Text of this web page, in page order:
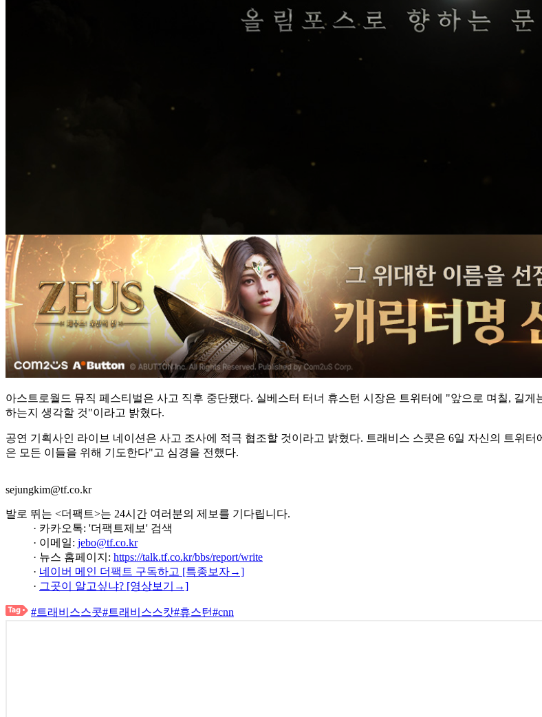
아스트로월드 뮤직 페스티벌은 사고 직후 중단됐다. 실베스터 터너 휴스턴 시장은 트위터에 "앞으로 며칠, 길
하는지 생각할 것"이라고 밝혔다.
공연 기획사인 라이브 네이션은 사고 조사에 적극 협조할 것이라고 밝혔다. 트래비스 스콧은 6일 자신의 트위
은 모든 이들을 위해 기도한다"고 심경을 전했다.
sejungkim@tf.co.kr
발로 뛰는 <더팩트>는 24시간 여러분의 제보를 기다립니다.
· 카카오톡: '더팩트제보' 검색
· 이메일: jebo@tf.co.kr
· 뉴스 홈페이지: https://talk.tf.co.kr/bbs/report/write
· 네이버 메인 더팩트 구독하고 [특종보자→]
· 그곳이 알고싶냐? [영상보기→]
#트래비스스콧#트래비스스캇#휴스턴#cnn